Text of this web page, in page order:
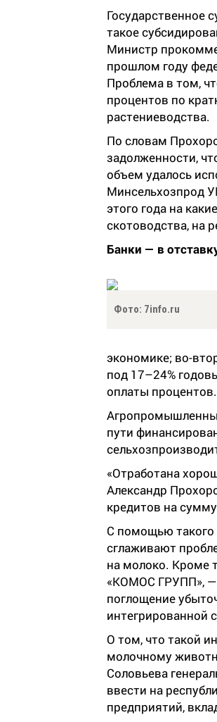
Государственное
такое
Министр
прошлом году
Проблема в том,
процентов по
растениеводства.
По словам
задолженности,
объем удалось
Минсельхозпрод
этого года на
скотоводства, на
Банки — в
Фото: 7info.ru
экономике; во-
под 17–24%
оплаты процентов.
пути
«Отработана
Александр
кредитов на
С помощью такого
сглаживают
на молоко. Кроме
«КОМОС ГРУПП», —
поглощение
интегрированной
О том, что такой
молочному
Соловьева
ввести на
предприятий,